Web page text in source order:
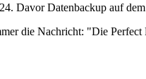
Davor Datenbackup auf
die Nachricht: "Die